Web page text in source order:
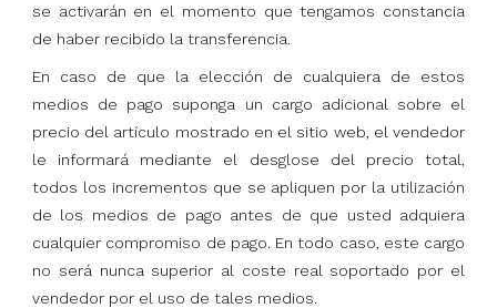
se activarán en el momento que tengamos constancia
de haber recibido la transferencia.
En caso de que la elección de cualquiera de estos
medios de pago suponga un cargo adicional sobre el
precio del artículo mostrado en el sitio web, el vendedor
le informará mediante el desglose del precio total,
todos los incrementos que se apliquen por la utilización
de los medios de pago antes de que usted adquiera
cualquier compromiso de pago. En todo caso, este cargo
no será nunca superior al coste real soportado por el
vendedor por el uso de tales medios.